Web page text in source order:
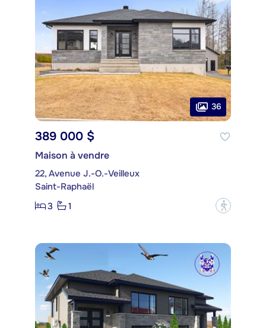
36
389 000 $
Maison à vendre
22, Avenue J.-O.-Veilleux
Saint-Raphaël
3
1 ?